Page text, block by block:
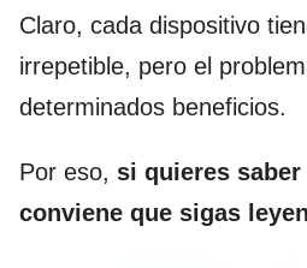
Claro, cada dispositivo
irrepetible, pero el
determinados beneficios.
Por eso, si quieres
conviene que sigas